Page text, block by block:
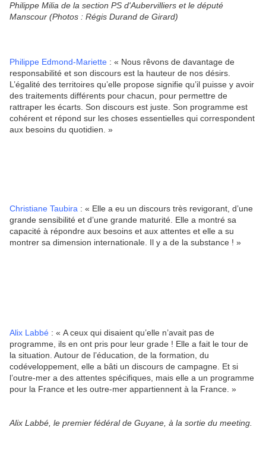
Philippe Milia de la section PS d'Aubervilliers et le député
Manscour (Photos : Régis Durand de Girard)
Philippe Edmond-Mariette : « Nous rêvons de davantage de
responsabilité et son discours est la hauteur de nos désirs.
L’égalité des territoires qu’elle propose signifie qu’il puisse y avoir
des traitements différents pour chacun, pour permettre de
rattraper les écarts. Son discours est juste. Son programme est
cohérent et répond sur les choses essentielles qui correspondent
aux besoins du quotidien. »
Christiane Taubira : « Elle a eu un discours très revigorant, d’une
grande sensibilité et d’une grande maturité. Elle a montré sa
capacité à répondre aux besoins et aux attentes et elle a su
montrer sa dimension internationale. Il y a de la substance ! »
Alix Labbé : « A ceux qui disaient qu’elle n’avait pas de
programme, ils en ont pris pour leur grade ! Elle a fait le tour de
la situation. Autour de l’éducation, de la formation, du
codéveloppement, elle a bâti un discours de campagne. Et si
l’outre-mer a des attentes spécifiques, mais elle a un programme
pour la France et les outre-mer appartiennent à la France. »
Alix Labbé, le premier fédéral de Guyane, à la sortie du meeting.